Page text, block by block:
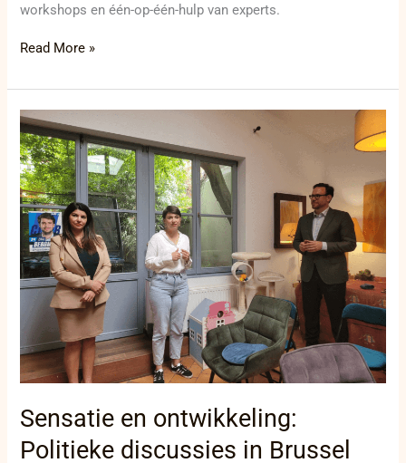
workshops en één-op-één-hulp van experts.
Read More »
Sensatie en ontwikkeling:
Politieke discussies in Brussel
Sensatie
en
ontwikkeling:
Politieke
discussies
in
Brussel
over
sociale
en
veiligheidskwesties